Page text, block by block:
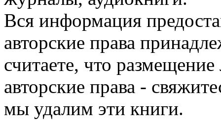
Вся информация
авторские права
считаете, что
авторские права -
мы удалим эти книги.